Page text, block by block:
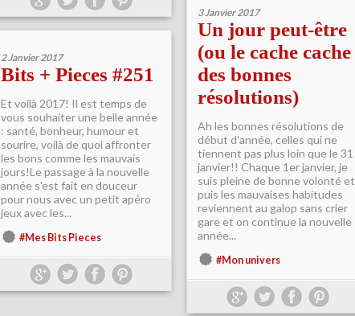
3 Janvier 2017
Un jour peut-être
(ou le cache cache
des bonnes
résolutions)
Ah les bonnes résolutions de
début d'année, celles qui ne
tiennent pas plus loin que le 31
janvier!! Chaque 1er janvier, je
suis pleine de bonne volonté et
puis les mauvaises habitudes
reviennent au galop sans crier
gare et on continue la nouvelle
année...
#Mon univers
2 Janvier 2017
Bits + Pieces #251
Et voilà 2017! Il est temps de
vous souhaiter une belle année
: santé, bonheur, humour et
sourire, voilà de quoi affronter
les bons comme les mauvais
jours!Le passage à la nouvelle
année s'est fait en douceur
pour nous avec un petit apéro
jeux avec les...
#Mes Bits Pieces